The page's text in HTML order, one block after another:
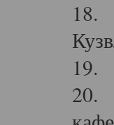
18.
19.
20.